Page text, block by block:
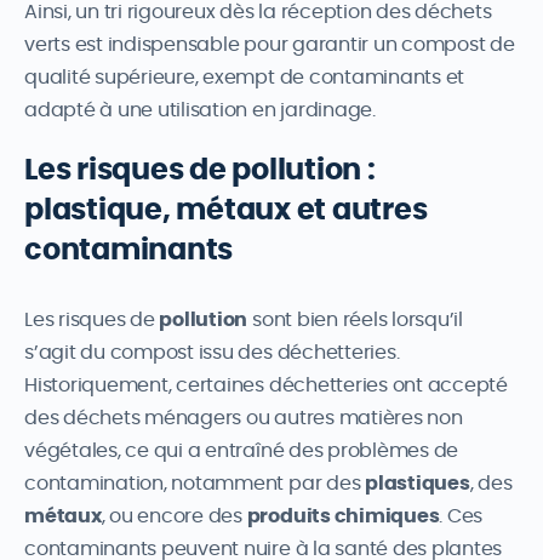
Ainsi, un tri rigoureux dès la réception des déchets
verts est indispensable pour garantir un compost de
qualité supérieure, exempt de contaminants et
adapté à une utilisation en jardinage.
Les risques de pollution :
plastique, métaux et autres
contaminants
Les risques de pollution sont bien réels lorsqu’il
s’agit du compost issu des déchetteries.
Historiquement, certaines déchetteries ont accepté
des déchets ménagers ou autres matières non
végétales, ce qui a entraîné des problèmes de
contamination, notamment par des plastiques, des
métaux, ou encore des produits chimiques. Ces
contaminants peuvent nuire à la santé des plantes